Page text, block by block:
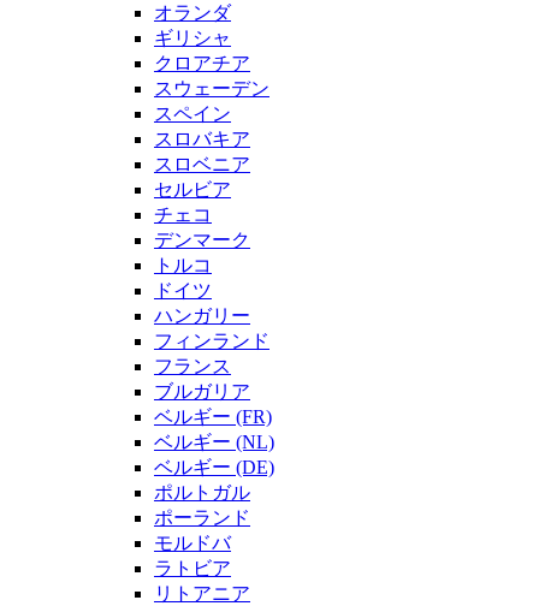
オランダ
ギリシャ
クロアチア
スウェーデン
スペイン
スロバキア
スロベニア
セルビア
チェコ
デンマーク
トルコ
ドイツ
ハンガリー
フィンランド
フランス
ブルガリア
ベルギー (FR)
ベルギー (NL)
ベルギー (DE)
ポルトガル
ポーランド
モルドバ
ラトビア
リトアニア